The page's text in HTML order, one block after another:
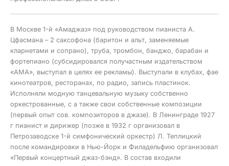
В Москве 1-й «Амаджаз» под руководством пианиста А.
Цфасмана – 2 саксофона (баритон и альт, заменяемые
кларнетами и сопрано), труба, тромбон, банджо, барабан и
фортепиано (субсидировался получастным издательством
«АМА», выступал в целях ее рекламы). Выступали в клубах, фае
кинотеатров, ресторанах, по радио, запись пластинок.
Исполняли модную танцевальную музыку собственно
оркестрованные, с а также свои собственные композиции
(первый опыт сов. композиторов в джазе). В Ленинграде 1927
г пианист и дирижер (позже в 1932 г организовал в
Петрозаводске 1-й симфонический оркестр) Л. Теплицкий
после командировки в Нью-Йорк и Филадельфию организовал
«Первый концертный джаз-бэнд». В состав входили